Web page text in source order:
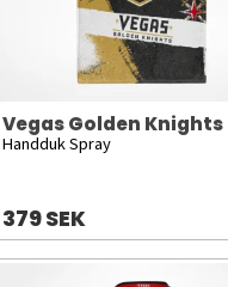
Vegas Golden Knights
Handduk Spray
379 SEK